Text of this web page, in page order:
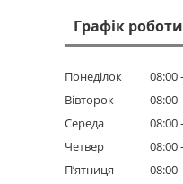
Графік роботи
Понеділок 08:00
Вівторок
08:00
Середа
08:00
Четвер
08:00
Пʼятниця
08:00